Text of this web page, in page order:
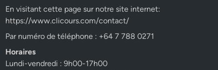
En visitant cette page sur notre site internet:
https://www.clicours.com/contact/
Par numéro de téléphone : +64 7 788 0271
Horaires
Lundi-vendredi : 9h00-17h00